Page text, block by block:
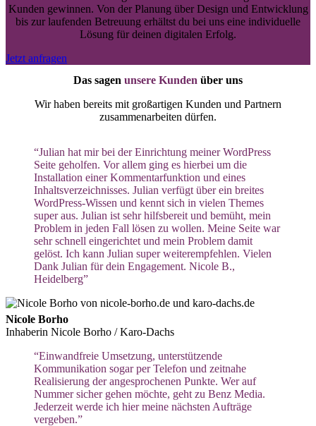
Kunden gewinnen. Von der Planung über Design und Entwicklung
bis zur laufenden Betreuung erhältst du bei uns eine individuelle
Lösung für deinen digitalen Erfolg.
Jetzt anfragen
Das sagen unsere Kunden über uns
Wir haben bereits mit großartigen Kunden und Partnern
zusammenarbeiten dürfen.
“Julian hat mir bei der Einrichtung meiner WordPress
Seite geholfen. Vor allem ging es hierbei um die
Installation einer Kommentarfunktion und eines
Inhaltsverzeichnisses. Julian verfügt über ein breites
WordPress-Wissen und kennt sich in vielen Themes
super aus. Julian ist sehr hilfsbereit und bemüht, mein
Problem in jeden Fall lösen zu wollen. Meine Seite war
sehr schnell eingerichtet und mein Problem damit
gelöst. Ich kann Julian super weiterempfehlen. Vielen
Dank Julian für dein Engagement. Nicole B.,
Heidelberg”
Nicole Borho
Inhaberin Nicole Borho / Karo-Dachs
“Einwandfreie Umsetzung, unterstützende
Kommunikation sogar per Telefon und zeitnahe
Realisierung der angesprochenen Punkte. Wer auf
Nummer sicher gehen möchte, geht zu Benz Media.
Jederzeit werde ich hier meine nächsten Aufträge
vergeben.”